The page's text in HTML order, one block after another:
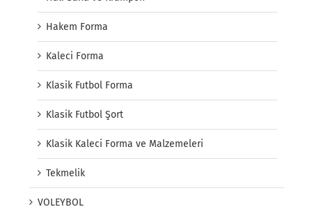
Hakem Forma
Kaleci Forma
Klasik Futbol Forma
Klasik Futbol Şort
Klasik Kaleci Forma ve Malzemeleri
Tekmelik
VOLEYBOL